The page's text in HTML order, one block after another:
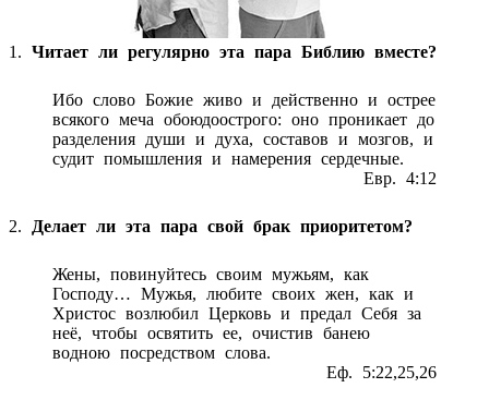
1. Читает ли регулярно эта пара Библию вместе?
Ибо слово Божие живо и действенно и острее
всякого меча обоюдоострого: оно проникает до
разделения души и духа, составов и мозгов, и
судит помышления и намерения сердечные.
Евр. 4:12
2. Делает ли эта пара свой брак приоритетом?
Жены, повинуйтесь своим мужьям, как
Господу… Мужья, любите своих жен, как и
Христос возлюбил Церковь и предал Себя за
неё, чтобы освятить ее, очистив банею
водною посредством слова.
Еф. 5:22,25,26